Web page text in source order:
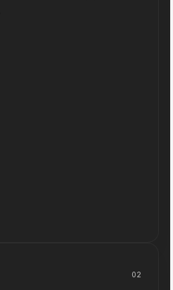
02